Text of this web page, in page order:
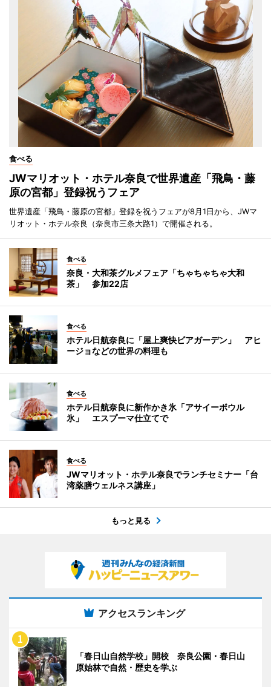
食べる
JWマリオット・ホテル奈良で世界遺産「飛鳥・藤
原の宮都」登録祝うフェア
世界遺産「飛鳥・藤原の宮都」登録を祝うフェアが8月1日から、JWマ
リオット・ホテル奈良（奈良市三条大路1）で開催される。
食べる
奈良・大和茶グルメフェア「ちゃちゃちゃ大和
茶」 参加22店
食べる
ホテル日航奈良に「屋上爽快ビアガーデン」 アヒ
ージョなどの世界の料理も
食べる
ホテル日航奈良に新作かき氷「アサイーボウル
氷」 エスプーマ仕立てで
食べる
JWマリオット・ホテル奈良でランチセミナー「台
湾薬膳ウェルネス講座」
もっと見る
アクセスランキング
「春日山自然学校」開校 奈良公園・春日山
原始林で自然・歴史を学ぶ